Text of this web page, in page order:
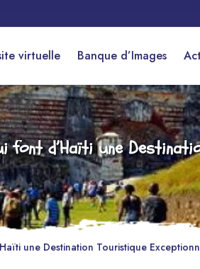
virtuelle Banque d’Images
d’Haïti une
une Destination Touristique